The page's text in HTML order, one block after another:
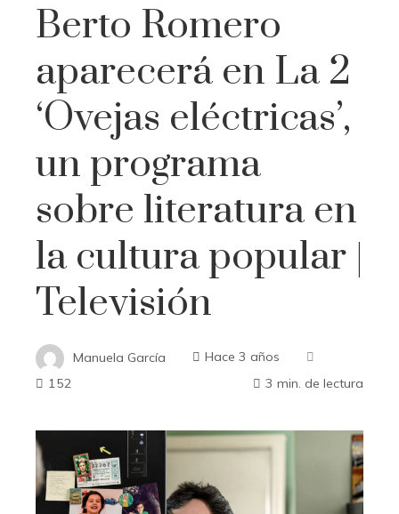
Berto Romero
aparecerá en La 2
‘Ovejas eléctricas’,
un programa
sobre literatura en
la cultura popular |
Televisión
Manuela García
Hace 3 años
152
3 min. de lectura